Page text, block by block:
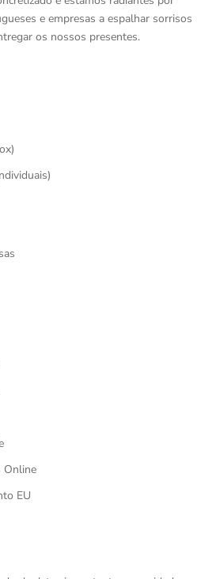
e empresas a espalhar sorrisos
os nossos presentes.
Online
EU